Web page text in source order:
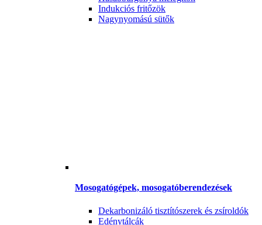
Indukciós fritőzök
Nagynyomású sütők
Mosogatógépek, mosogatóberendezések
Dekarbonizáló tisztítószerek és zsíroldók
Edénytálcák